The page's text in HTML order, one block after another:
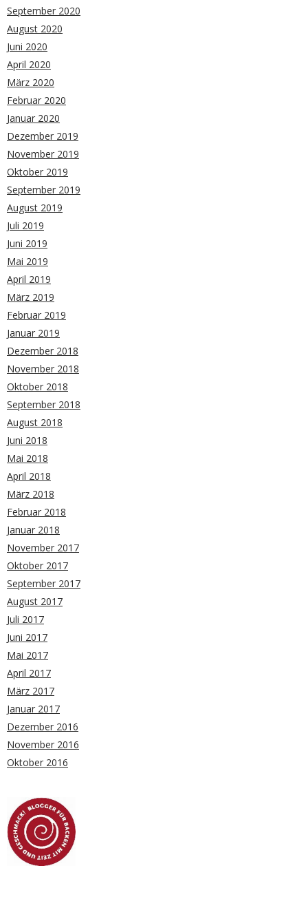
September 2020
August 2020
Juni 2020
April 2020
März 2020
Februar 2020
Januar 2020
Dezember 2019
November 2019
Oktober 2019
September 2019
August 2019
Juli 2019
Juni 2019
Mai 2019
April 2019
März 2019
Februar 2019
Januar 2019
Dezember 2018
November 2018
Oktober 2018
September 2018
August 2018
Juni 2018
Mai 2018
April 2018
März 2018
Februar 2018
Januar 2018
November 2017
Oktober 2017
September 2017
August 2017
Juli 2017
Juni 2017
Mai 2017
April 2017
März 2017
Januar 2017
Dezember 2016
November 2016
Oktober 2016